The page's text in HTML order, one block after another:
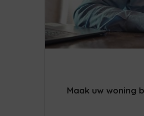
Maak uw woning